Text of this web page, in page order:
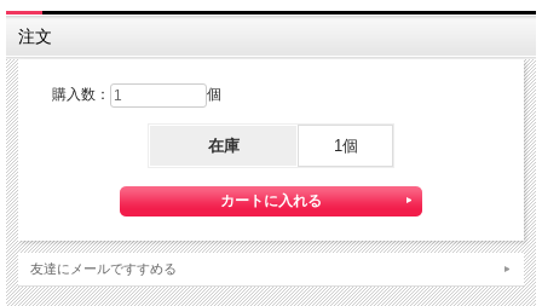
注文
購入数： 個
在庫 1個
友達にメールですすめる